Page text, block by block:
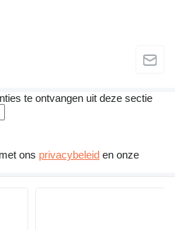
te ontvangen uit deze sectie
ons privacybeleid en onze